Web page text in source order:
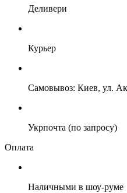
Деливери
Курьер
Самовывоз: Киев, ул.
Укрпочта (по запросу)
Оплата
Наличными в шоу-руме